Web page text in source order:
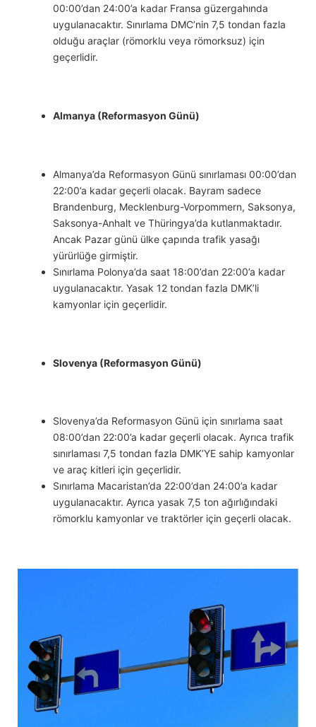
00:00’dan 24:00’a kadar Fransa güzergahında
uygulanacaktır. Sınırlama DMC’nin 7,5 tondan fazla
olduğu araçlar (römorklu veya römorksuz) için
geçerlidir.
Almanya (Reformasyon Günü)
Almanya’da Reformasyon Günü sınırlaması 00:00’dan
22:00’a kadar geçerli olacak. Bayram sadece
Brandenburg, Mecklenburg-Vorpommern, Saksonya,
Saksonya-Anhalt ve Thüringya’da kutlanmaktadır.
Ancak Pazar günü ülke çapında trafik yasağı
yürürlüğe girmiştir.
Sınırlama Polonya’da saat 18:00’dan 22:00’a kadar
uygulanacaktır. Yasak 12 tondan fazla DMK’li
kamyonlar için geçerlidir.
Slovenya (Reformasyon Günü)
Slovenya’da Reformasyon Günü için sınırlama saat
08:00’dan 22:00’a kadar geçerli olacak. Ayrıca trafik
sınırlaması 7,5 tondan fazla DMK’YE sahip kamyonlar
ve araç kitleri için geçerlidir.
Sınırlama Macaristan’da 22:00’dan 24:00’a kadar
uygulanacaktır. Ayrıca yasak 7,5 ton ağırlığındaki
römorklu kamyonlar ve traktörler için geçerli olacak.